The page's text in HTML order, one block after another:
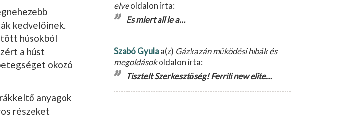
kedvelőinek.
húsokból
a húst
okozó
anyagok
részeket
elveoldalon írta:
Es miert all le a…
Szabó Gyulaa(z) Gázkazán működési hibák és
megoldásokoldalon írta:
Tisztelt Szerkesztőség! Ferrili new elite…